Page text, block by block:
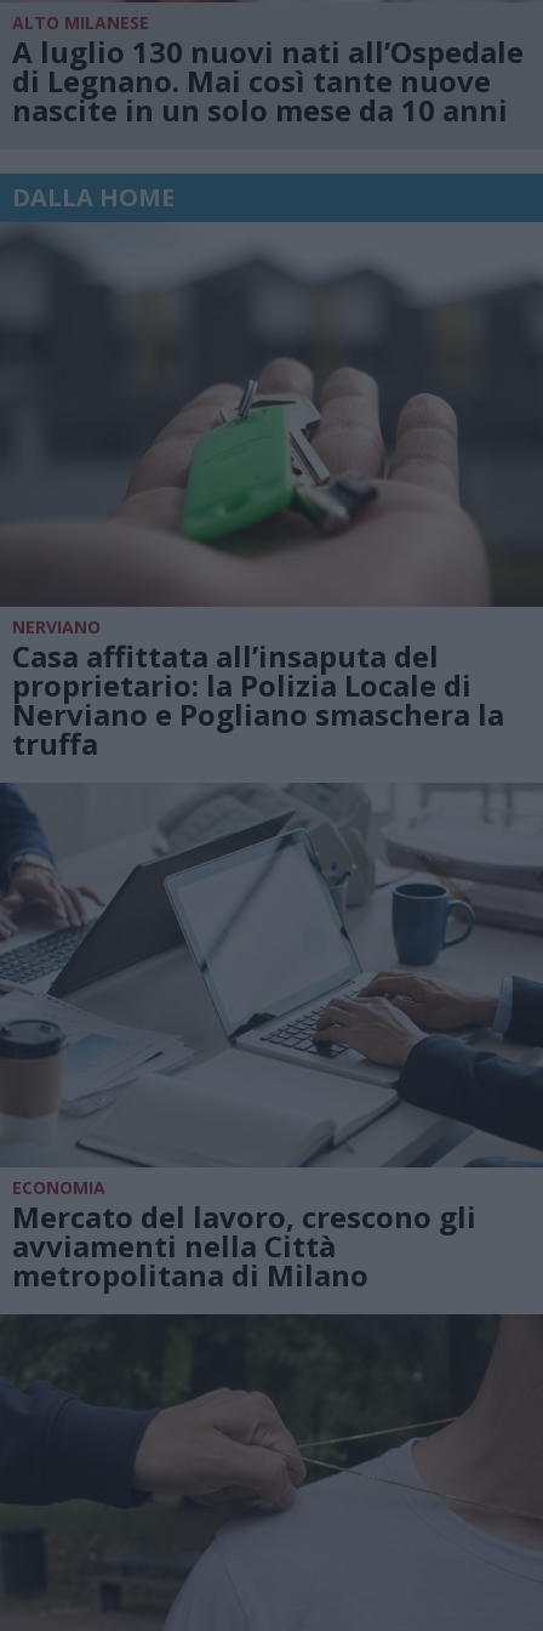
ALTO MILANESE
A luglio 130 nuovi nati all’Ospedale
di Legnano. Mai così tante nuove
nascite in un solo mese da 10 anni
DALLA HOME
NERVIANO
Casa affittata all’insaputa del
proprietario: la Polizia Locale di
Nerviano e Pogliano smaschera la
truffa
ECONOMIA
Mercato del lavoro, crescono gli
avviamenti nella Città
metropolitana di Milano